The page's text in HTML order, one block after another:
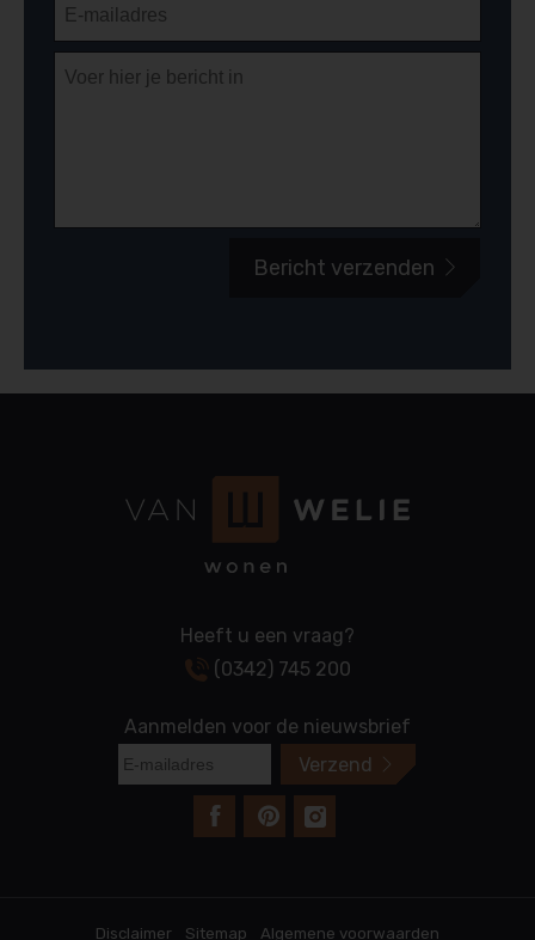
Heeft u een vraag?
(0342) 745 200
Aanmelden voor de nieuwsbrief
Disclaimer Sitemap Algemene voorwaarden